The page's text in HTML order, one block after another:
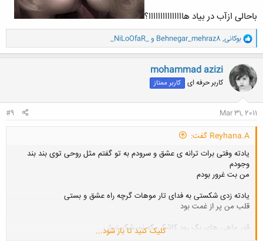
باحالی ازآب در بیاد هااااااااااااااا؟
و
ا
ک
ن
ش
ه
ا
بوکانی,
Behnegar_mehraz8 و _NiLoOfaR_
mohammad azizi
کاربر حرفه ای کاربر ممتاز
Mar 31, 2011
#9
Reyhana.A گفت:
یادته وفتی برات ترانه ی عشق و سرودم به تو گفتم مثل روحی توی بند بند
وجودم
من بت غرور بودم
یادته زدی شکستی به فدای تار موهات گرچه راه عشق و بستی
قلب من پر از غمت بود
قدر ماهی های یک رود کاشکی که نمیشکستیش
کلیک کنید تا باز شود...